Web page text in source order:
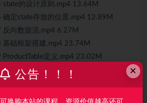
的设计原则.mp4 13.64M
定state存放的位置.mp4 12.89M
向数据流.mp4 6.27M
础框架搭建.mp4 23.74M
定义.mp4 23.02M
现ProductCategoryRow.mp4 7.39M
的静态结构.mp4 11.59M
×
公告！！！